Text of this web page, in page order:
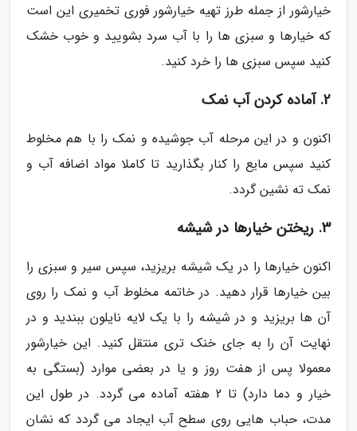
خیارشور از جمله طرز تهیه خیارشور فوری تخمیری این است
که خیارها و سبزی ها را با آب سرد بشویید و خوب خشک
کنید سپس سبزی ها را خرد کنید.
2. آماده کردن آب نمک
اکنون و در این مرحله آب جوشیده و نمک را با هم مخلوط
کنید سپس مایع را کنار بگذارید تا کاملا مواد اضافه آب و
نمک ته نشین گردد.
3. ریختن خیارها در شیشه
اکنون خیارها را در یک شیشه بریزید، سپس سیر و سبزی را
بین خیارها قرار دهید. در خاتمه مخلوط آب و نمک را روی
آن ها بریزید و در شیشه را با یک لایه نایلون ببندید و در
نهایت آن را به جای خنک تری منتقل کنید. این خیارشور
معمولا پس از هفت روز و یا در بعضی موارد (بستگی به
خیار و دما دارد) تا 2 هفته آماده می گردد. در طول این
مدت، حباب هایی روی سطح آب ایجاد می گردد که نشان